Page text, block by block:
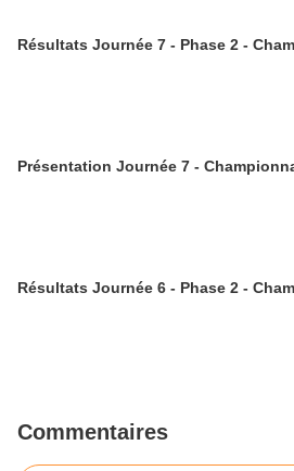
Résultats Journée 7 - Phase 2 -
Présentation Journée 7 -
Résultats Journée 6 - Phase 2 -
Commentaires